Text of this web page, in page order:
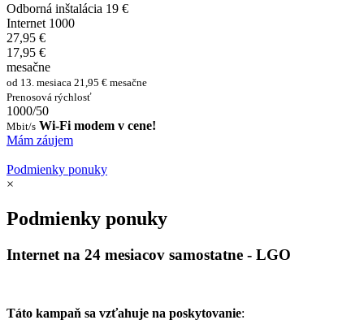
Odborná inštalácia 19 €
Internet 1000
27,95 €
17,95 €
mesačne
od 13. mesiaca 21,95 € mesačne
Prenosová rýchlosť
1000/50
Mbit/s Wi-Fi modem v cene!
Mám záujem
Podmienky ponuky
×
Podmienky ponuky
Internet na 24 mesiacov samostatne - LGO
Táto kampaň sa vzťahuje na poskytovanie: